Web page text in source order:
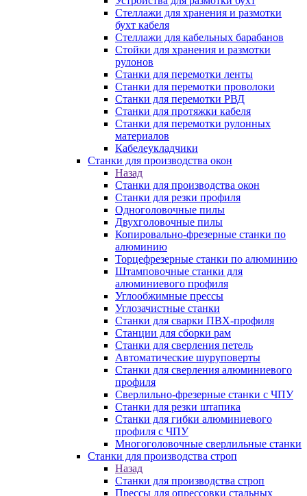
Стеллажи для хранения и размотки
бухт кабеля
Стеллажи для кабельных барабанов
Стойки для хранения и размотки
рулонов
Станки для перемотки ленты
Станки для перемотки проволоки
Станки для перемотки РВД
Станки для протяжки кабеля
Станки для перемотки рулонных
материалов
Кабелеукладчики
Станки для производства окон
Назад
Станки для производства окон
Станки для резки профиля
Одноголовочные пилы
Двухголовочные пилы
Копировально-фрезерные станки по
алюминию
Торцефрезерные станки по алюминию
Штамповочные станки для
алюминиевого профиля
Углообжимные прессы
Углозачистные станки
Станки для сварки ПВХ-профиля
Станции для сборки рам
Станки для сверления петель
Автоматические шуруповерты
Станки для сверления алюминиевого
профиля
Сверлильно-фрезерные станки с ЧПУ
Станки для резки штапика
Станки для гибки алюминиевого
профиля с ЧПУ
Многоголовочные сверлильные станки
Станки для производства строп
Назад
Станки для производства строп
Прессы для опрессовки стальных